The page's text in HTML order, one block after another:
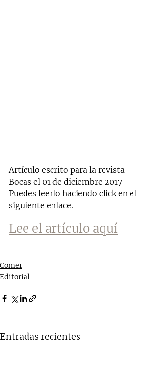
Artículo escrito para la revista
Bocas el 01 de diciembre 2017
Puedes leerlo haciendo click en el
siguiente enlace.
Lee el artículo aquí
Comer
Editorial
Entradas recientes